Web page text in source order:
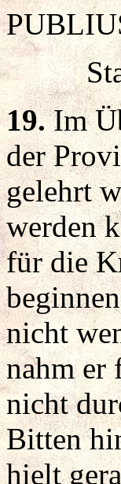
19.Im
der
gelehrt
werden
für die
nicht
nahm er
nicht
Bitten
hielt